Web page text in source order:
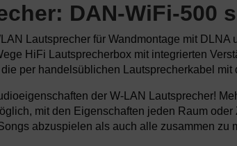
DAN-WiFi-500
Lautsprecherfür Wandmontage mit DLNA
HiFi Lautsprecherbox mit integrierten
die per handelsüblichen Lautsprecherkabel
der W-LAN Lautsprecher!
mit den Eigenschaften jeden Raum oder
abzuspielen als auch alle zusammen zu